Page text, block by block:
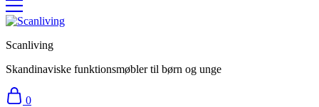
Scanliving
Skandinaviske funktionsmøbler til børn og unge
0